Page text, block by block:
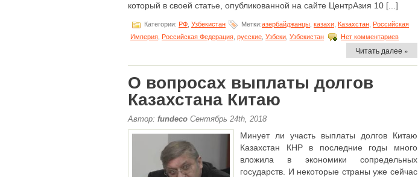
который в своей статье, опубликованной на сайте ЦентрАзия 10 [...]
Категории: РФ Узбекистан Метки:азербайджанцы казахи Казахстан Российская
Империя Российская Федерация русские Узбеки Узбекистан Нет комментариев
Читать далее »
О вопросах выплаты долгов
Казахстана Китаю
Автор: fundeco Сентябрь 24th, 2018
Минует ли участь выплаты долгов Китаю
Казахстан КНР в последние годы много
вложила в экономики сопредельных
государств. И некоторые страны уже сейчас